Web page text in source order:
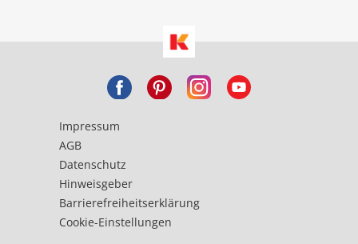
Impressum
AGB
Datenschutz
Hinweisgeber
Barrierefreiheitserklärung
Cookie-Einstellungen